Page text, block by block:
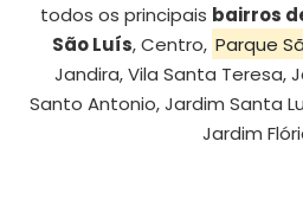
todos os principais bairros
São Luís, Centro, Parque
Jandira, Vila Santa Teresa,
Santo Antonio, Jardim Santa
Jardim